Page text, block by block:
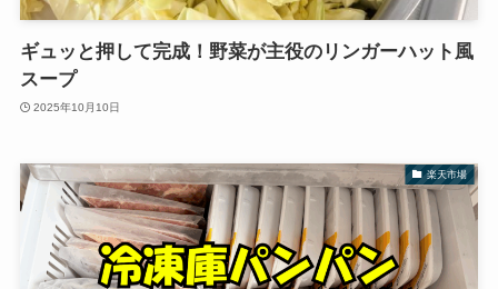
ギュッと押して完成！野菜が主役のリンガーハット風
スープ
2025年10月10日
楽天市場